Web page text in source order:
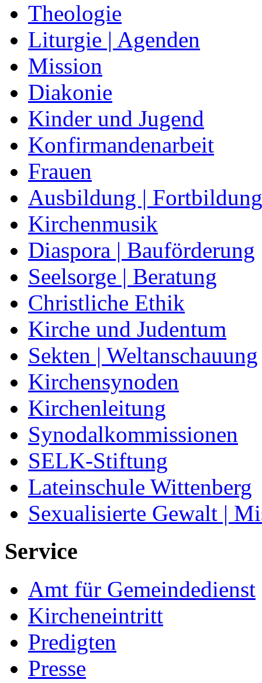
Theologie
Liturgie | Agenden
Mission
Diakonie
Kinder und Jugend
Konfirmandenarbeit
Frauen
Ausbildung | Fortbildung
Kirchenmusik
Diaspora | Bauförderung
Seelsorge | Beratung
Christliche Ethik
Kirche und Judentum
Sekten | Weltanschauung
Kirchensynoden
Kirchenleitung
Synodalkommissionen
SELK-Stiftung
Lateinschule Wittenberg
Sexualisierte Gewalt |
Service
Amt für Gemeindedienst
Kircheneintritt
Predigten
Presse